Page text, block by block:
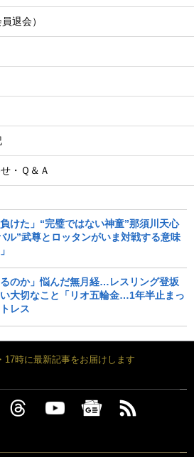
退会）
・Ｑ＆Ａ
けた」“完璧ではない神童”那須川天心
”武尊とロッタンがいま対戦する意味
るのか」悩んだ無月経…レスリング登坂
大切なこと「リオ五輪金…1年半止まっ
レス
17時に最新記事をお届けします